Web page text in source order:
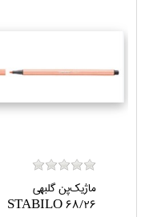
ماژيك‌پن گلبهي
STABILO 68/26